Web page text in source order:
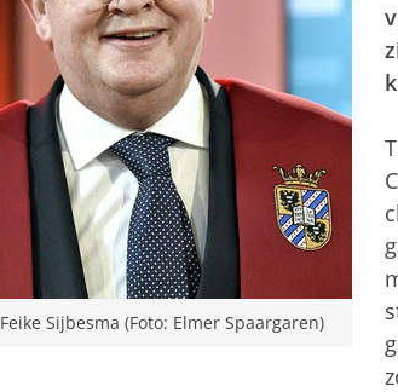
Feike Sijbesma (Foto: Elmer Spaargaren)